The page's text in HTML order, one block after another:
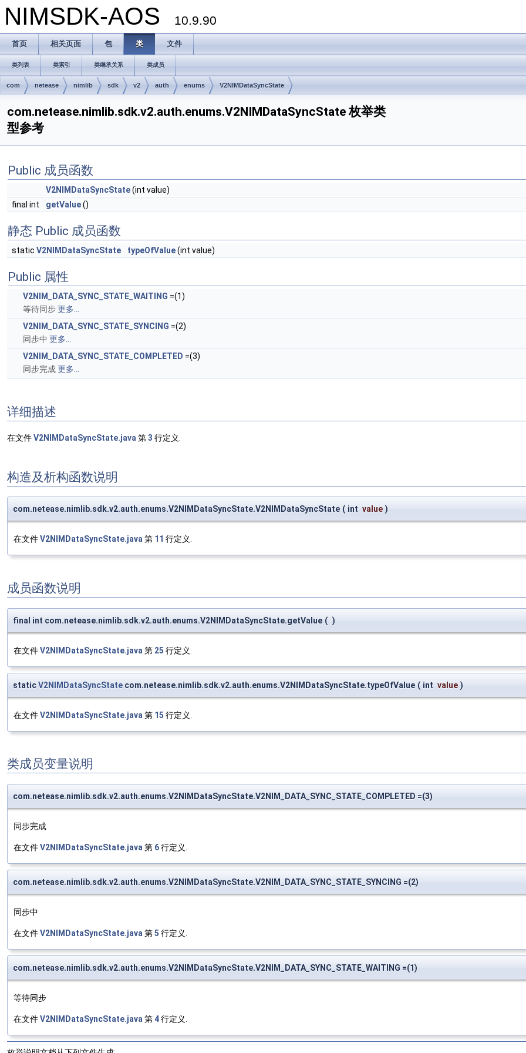
NIMSDK-AOS 10.9.90
首页 相关页面 包 类 文件
类列表 类索引 类继承关系 类成员
com netease nimlib sdk v2 auth enums V2NIMDataSyncState
com.netease.nimlib.sdk.v2.auth.enums.V2NIMDataSyncState 枚举类
型参考
Public 成员函数
V2NIMDataSyncState(int value)
final int
getValue()
静态 Public 成员函数
static V2NIMDataSyncState typeOfValue(int value)
Public 属性
V2NIM_DATA_SYNC_STATE_WAITING =(1)
等待同步更多...
V2NIM_DATA_SYNC_STATE_SYNCING =(2)
同步中 更多...
V2NIM_DATA_SYNC_STATE_COMPLETED =(3)
同步完成更多...
详细描述
在文件V2NIMDataSyncState.java 第3 行定义.
构造及析构函数说明
com.netease.nimlib.sdk.v2.auth.enums.V2NIMDataSyncState.V2NIMDataSyncState ( int value )
在文件V2NIMDataSyncState.java第 11 行定义.
成员函数说明
final int com.netease.nimlib.sdk.v2.auth.enums.V2NIMDataSyncState.getValue ( )
在文件V2NIMDataSyncState.java 第 25 行定义.
staticV2NIMDataSyncState com.netease.nimlib.sdk.v2.auth.enums.V2NIMDataSyncState.typeOfValue ( int value )
在文件V2NIMDataSyncState.java 第 15 行定义.
类成员变量说明
com.netease.nimlib.sdk.v2.auth.enums.V2NIMDataSyncState.V2NIM_DATA_SYNC_STATE_COMPLETED =(3)
同步完成
在文件V2NIMDataSyncState.java 第 6行定义.
com.netease.nimlib.sdk.v2.auth.enums.V2NIMDataSyncState.V2NIM_DATA_SYNC_STATE_SYNCING =(2)
同步中
在文件V2NIMDataSyncState.java 第5 行定义.
com.netease.nimlib.sdk.v2.auth.enums.V2NIMDataSyncState.V2NIM_DATA_SYNC_STATE_WAITING =(1)
等待同步
在文件V2NIMDataSyncState.java 第 4行定义.